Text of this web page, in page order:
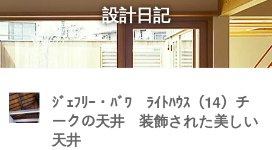
設計日記
ｼﾞｪﾌﾘｰ・ﾊﾞﾜ ﾗｲﾄﾊｳｽ（14）チ
ークの天井 装飾された美しい
天井